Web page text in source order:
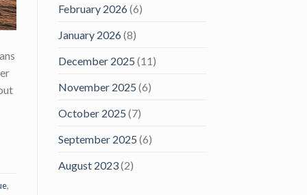
,
February 2026(6)
January 2026(8)
December 2025 (11)
November 2025 (6)
October 2025 (7)
September 2025 (6)
August 2023(2)